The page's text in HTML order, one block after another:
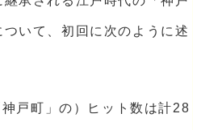
いて、初回に次のように述
神戸町」の）ヒット数は計28